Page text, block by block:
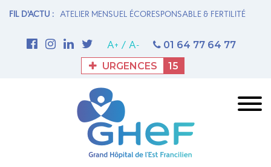
FIL D'ACTU :
MATERNITÉ ATELIER MENSUEL ÉCORESPONSABLE & FERTILITÉ
A+ / A-
01 64 77 64 77
URGENCES
15